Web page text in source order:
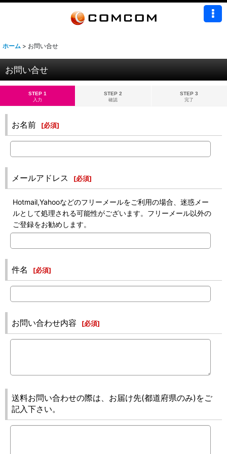
ホーム > お問い合せ
お問い合せ
STEP 1
入力
STEP 2
確認
STEP 3
完了
お名前 [必須]
メールアドレス [必須]
Hotmail,Yahooなどのフリーメールをご利用の場合、迷惑メー
ルとして処理される可能性がございます。フリーメール以外の
ご登録をお勧めします。
件名 [必須]
お問い合わせ内容 [必須]
送料お問い合わせの際は、お届け先(都道府県のみ)をご
記入下さい。